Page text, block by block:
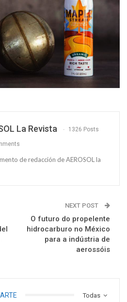
La Revista 1326 Posts
de redacción de AEROSOL la
NEXT POST
O futuro do propelente
hidrocarburo no México
para a indústria de
aerossóis
Todas